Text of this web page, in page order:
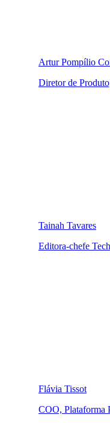
Artur Pompílio
Diretor de
Tainah Tavares
Editora-chefe
Flávia Tissot
COO, Plataforma